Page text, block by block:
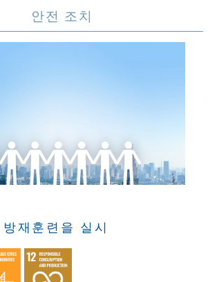
안전 조치
재훈련을 실시